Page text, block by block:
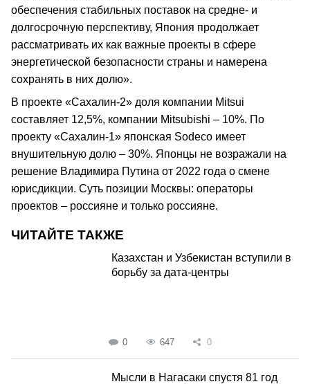
обеспечения стабильных поставок на средне- и
долгосрочную перспективу, Япония продолжает
рассматривать их как важные проекты в сфере
энергетической безопасности страны и намерена
сохранять в них долю».
В проекте «Сахалин-2» доля компании Mitsui
составляет 12,5%, компании Mitsubishi – 10%. По
проекту «Сахалин-1» японская Sodeco имеет
внушительную долю – 30%. Японцы не возражали на
решение Владимира Путина от 2022 года о смене
юрисдикции. Суть позиции Москвы: операторы
проектов – россияне и только россияне.
ЧИТАЙТЕ ТАКЖЕ
Казахстан и Узбекистан вступили в
борьбу за дата-центры
0 647 0
Мысли в Нагасаки спустя 81 год